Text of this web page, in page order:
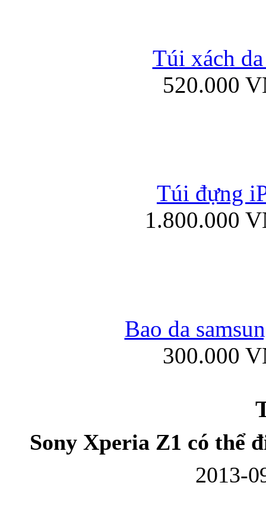
Bao da iPad
Túi xách da
Bao da Samsung
Túi xách
520.000
Túi đựng
1.800.000
Bao da
300.000
Sony Xperia Z1 có thể
2013-